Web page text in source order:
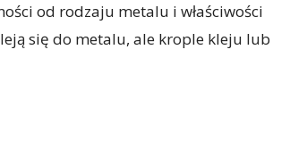
od rodzaju metalu i właściwości
się do metalu, ale krople kleju lub